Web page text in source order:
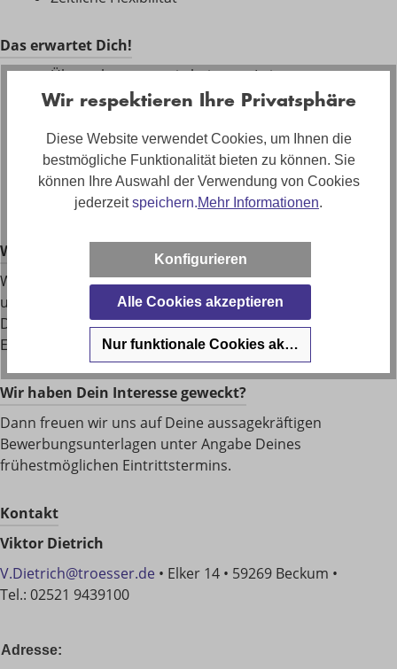
Das erwartet Dich!
Übernahmegarantie bei guter Leistung
Hervorragende Karrierechancen
Überdurchschnittliches Ausbildungsgehalt
Getränke Flat und Azubi-Ticket
Tolle Kollegen in der TRÖSSER-Familie
Viele weitere
Was wir sonst noch Klasse ﬁnden:
Wenn Du einfach Mensch bist, offen und ehrlich. Wenn
unsere Ideen sich treffen: unsere Passion sind die Möbel –
Deine, die Beratung und der Verkauf. Es ist mehr als nur
EIN Job. Es ist DEIN Job
Wir haben Dein Interesse geweckt?
Dann freuen wir uns auf Deine aussagekräftigen
Bewerbungsunterlagen unter Angabe Deines
frühestmöglichen Eintrittstermins.
Kontakt
Viktor Dietrich
V.Dietrich@troesser.de • Elker 14 • 59269 Beckum •
Tel.: 02521 9439100
Adresse:
Wir respektieren Ihre Privatsphäre
Diese Website verwendet Cookies, um Ihnen die
bestmögliche Funktionalität bieten zu können. Sie
können Ihre Auswahl der Verwendung von Cookies
jederzeitspeichern.Mehr Informationen.
Konfigurieren
Alle Cookies akzeptieren
Nur funktionale Cookies akzeptieren